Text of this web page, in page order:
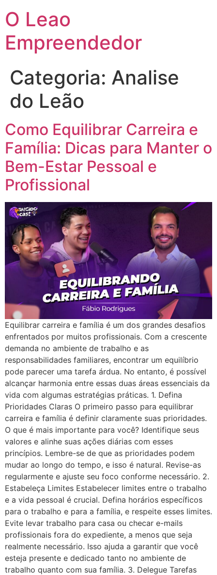
O Leao
Empreendedor
Categoria: Analise
do Leão
Como Equilibrar Carreira e
Família: Dicas para Manter o
Bem-Estar Pessoal e
Profissional
Equilibrar carreira e família é um dos grandes desafios
enfrentados por muitos profissionais. Com a crescente
demanda no ambiente de trabalho e as
responsabilidades familiares, encontrar um equilíbrio
pode parecer uma tarefa árdua. No entanto, é possível
alcançar harmonia entre essas duas áreas essenciais da
vida com algumas estratégias práticas. 1. Defina
Prioridades Claras O primeiro passo para equilibrar
carreira e família é definir claramente suas prioridades.
O que é mais importante para você? Identifique seus
valores e alinhe suas ações diárias com esses
princípios. Lembre-se de que as prioridades podem
mudar ao longo do tempo, e isso é natural. Revise-as
regularmente e ajuste seu foco conforme necessário. 2.
Estabeleça Limites Estabelecer limites entre o trabalho
e a vida pessoal é crucial. Defina horários específicos
para o trabalho e para a família, e respeite esses limites.
Evite levar trabalho para casa ou checar e-mails
profissionais fora do expediente, a menos que seja
realmente necessário. Isso ajuda a garantir que você
esteja presente e dedicado tanto no ambiente de
trabalho quanto com sua família. 3. Delegue Tarefas